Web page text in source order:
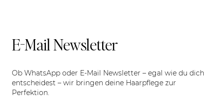
E-Mail Newsletter
Ob WhatsApp oder E-Mail Newsletter – egal wie du dich
entscheidest – wir bringen deine Haarpflege zur
Perfektion.